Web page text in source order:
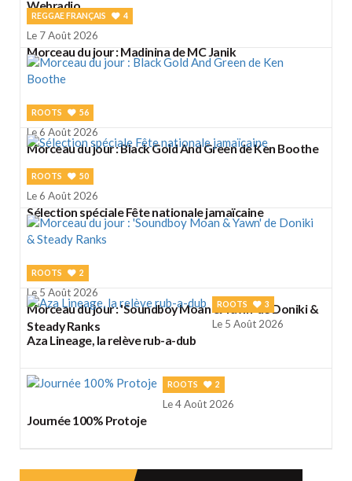
Webradio
REGGAE FRANÇAIS 4
Le 7 Août 2026
Morceau du jour : Madinina de MC Janik
ROOTS 56
Le 6 Août 2026
Morceau du jour : Black Gold And Green de Ken Boothe
ROOTS 50
Le 6 Août 2026
Sélection spéciale Fête nationale jamaïcaine
ROOTS 2
Le 5 Août 2026
Morceau du jour : 'Soundboy Moan & Yawn' de Doniki &
Steady Ranks
ROOTS 3
Le 5 Août 2026
Aza Lineage, la relève rub-a-dub
ROOTS 2
Le 4 Août 2026
Journée 100% Protoje